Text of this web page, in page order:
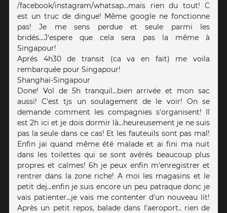
/facebook/instagram/whatsap...mais rien du tout! C
est un truc de dingue! Même google ne fonctionne
pas! Je me sens perdue et seule parmi les
bridés...J'espere que cela sera pas la même à
Singapour!
Aprés 4h30 de transit (ca va en fait) me voila
rembarquée pour Singapour!
Shanghai-Singapour
Done! Vol de 5h tranquil...bien arrivée et mon sac
aussi! C'est tjs un soulagement de le voir! On se
demande comment les compagnies s'organisent! Il
est 2h ici et je dois dormir là...heureusement je ne suis
pas la seule dans ce cas! Et les fauteuils sont pas mal!
Enfin jai quand même été malade et ai fini ma nuit
dans les toilettes qui se sont avérés beaucoup plus
propres et calmes! 6h je peux enfin m'enregistrer et
rentrer dans la zone riche! A moi les magasins et le
petit dej...enfin je suis encore un peu patraque donc je
vais patienter...je vais me contenter d'un nouveau lit!
Après un petit repos, balade dans l'aeroport.. rien de